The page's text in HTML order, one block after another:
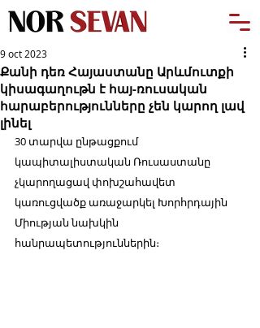
Քանի դեռ Հայաստանը Արևմուտքի
կիսագաղութն է հայ-ռուսական
հարաբերությունները չեն կարող լավ
լինել
9 oct 2023
30 տարվա ընթացքում
կապիտալիստական Ռուսաստանը
չկարողացավ փոխշահավետ
կառուցվածք առաջարկել Խորհրդային
Միության նախկին
հանրապետություններին։